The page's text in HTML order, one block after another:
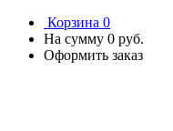
Корзина 0
На сумму 0 руб.
Оформить заказ